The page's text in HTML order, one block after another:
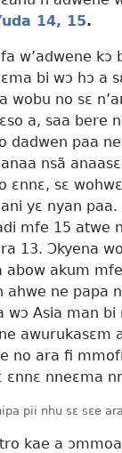
14, 15.
w’adwene kɔ
bi wɔ hɔ a
wobu no sɛ
a, saa bere
dadwen paa
nsã
ɛnnɛ, sɛ
yɛ nyan
mfe 15 atwe
13. Ɔkyena
abow akum
ahwe ne papa
wɔ Asia man bi
awurukasɛm
no ara fi
ɛnnɛ nneɛma
pii nhu sɛ sɛe
kae a